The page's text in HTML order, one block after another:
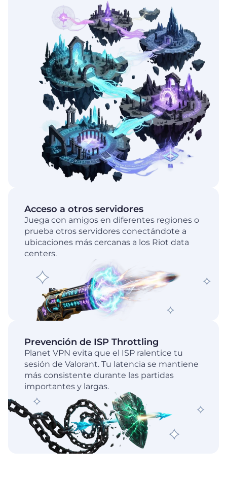
Acceso a otros servidores
Juega con amigos en diferentes regiones o
prueba otros servidores conectándote a
ubicaciones más cercanas a los Riot data
centers.
Prevención de ISP Throttling
Planet VPN evita que el ISP ralentice tu
sesión de Valorant. Tu latencia se mantiene
más consistente durante las partidas
importantes y largas.